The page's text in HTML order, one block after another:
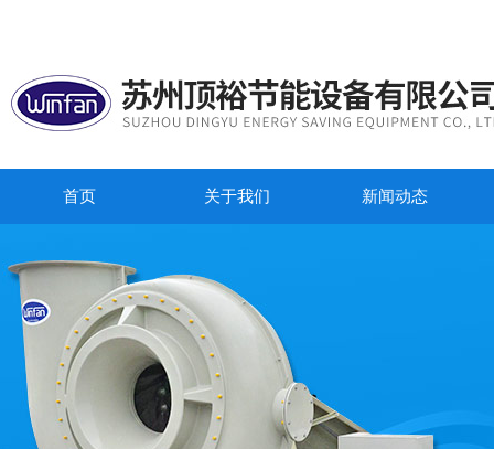
首页 关于我们 新闻动态